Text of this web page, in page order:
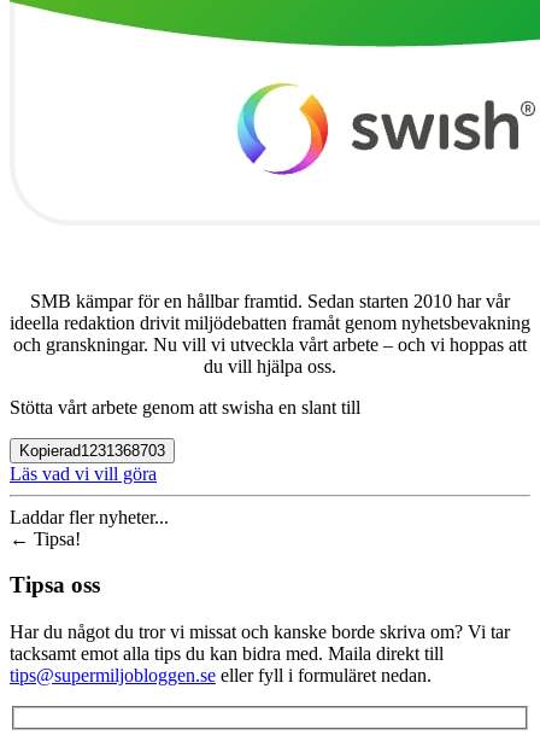
SMB kämpar för en hållbar framtid. Sedan starten 2010 har vår
ideella redaktion drivit miljödebatten framåt genom nyhetsbevakning
och granskningar. Nu vill vi utveckla vårt arbete – och vi hoppas att
du vill hjälpa oss.
Stötta vårt arbete genom att swisha en slant till
Kopierad1231368703
Läs vad vi vill göra
Laddar fler nyheter...
← Tipsa!
Tipsa oss
Har du något du tror vi missat och kanske borde skriva om? Vi tar
tacksamt emot alla tips du kan bidra med. Maila direkt till
tips@supermiljobloggen.se eller fyll i formuläret nedan.